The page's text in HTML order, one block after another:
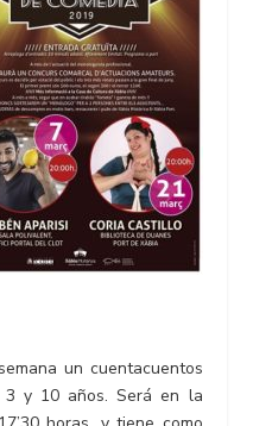
un cuentacuentos
y 10 años. Será en la